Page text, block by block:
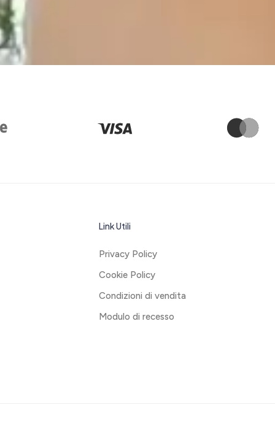
Link Utili
Privacy Policy
Cookie Policy
Condizioni di vendita
Modulo di recesso